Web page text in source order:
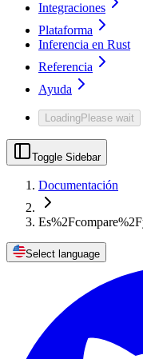
Integraciones
Plataforma
Inferencia en Rust
Referencia
Ayuda
LoadingPlease wait
Toggle Sidebar
Documentación
Select language